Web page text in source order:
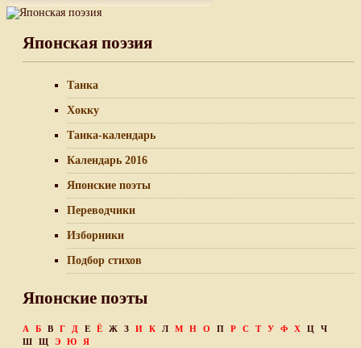
Японская поэзия
Танка
Хокку
Танка-календарь
Календарь 2016
Японские поэты
Переводчики
Изборники
Подбор стихов
Японские поэты
А Б В Г Д Е Ё Ж З И К Л М Н О П Р С Т У Ф Х Ц
Ч
Ш
Щ Э Ю Я